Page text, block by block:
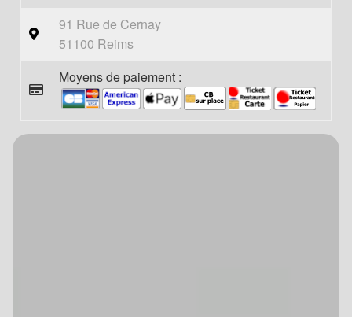
91 Rue de Cernay
51100 Reims
Moyens de paiement :